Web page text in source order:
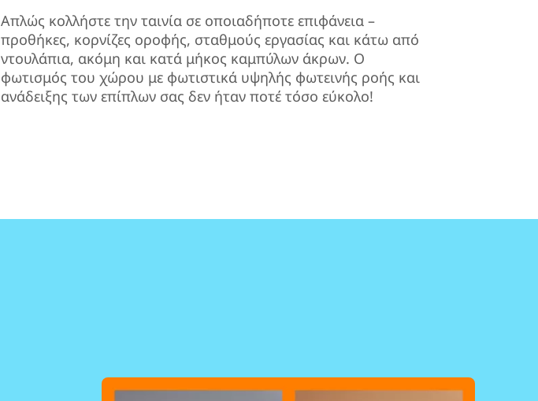
Απλώς κολλήστε την ταινία σε οποιαδήποτε επιφάνεια –
προθήκες, κορνίζες οροφής, σταθμούς εργασίας και κάτω από
ντουλάπια, ακόμη και κατά μήκος καμπύλων άκρων. Ο
φωτισμός του χώρου με φωτιστικά υψηλής φωτεινής ροής και
ανάδειξης των επίπλων σας δεν ήταν ποτέ τόσο εύκολο!